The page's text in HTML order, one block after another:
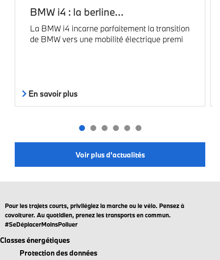
BMW i4 : la berline…
La BMW i4 incarne parfaitement la transition
de BMW vers une mobilité électrique premi
En savoir plus
Voir plus d'actualités
Pour les trajets courts, privilégiez la marche ou le vélo. Pensez à
covoiturer. Au quotidien, prenez les transports en commun.
#SeDéplacerMoinsPolluer
Classes énergétiques
Protection des données